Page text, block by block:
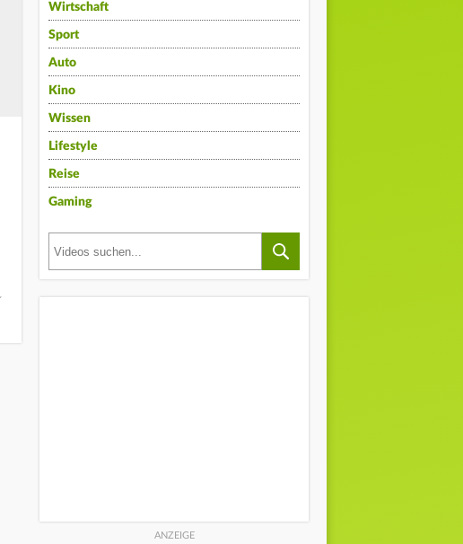
Wirtschaft
Sport
Auto
Kino
Wissen
Lifestyle
Reise
Gaming